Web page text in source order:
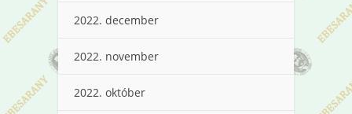
2022. december
2022. november
2022. október